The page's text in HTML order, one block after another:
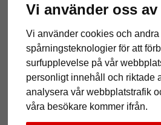
Vi använder oss
Vi använder cookies och andra
spårningsteknologier för att
surfupplevelse på vår
personligt innehåll och riktade
analysera vår webbplatstrafik
våra besökare kommer ifrån.